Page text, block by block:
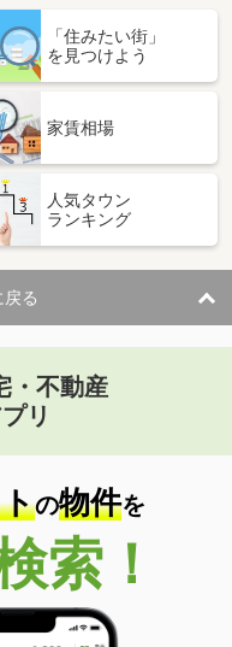
「住みたい街」
を見つけよう
家賃相場
人気タウン
ランキング
る
・不動産
リ
の物件を
索！